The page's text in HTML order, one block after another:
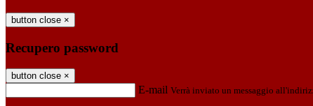
button close ×
Recupero password
button close ×
E-mail Verrà inviato un messaggio